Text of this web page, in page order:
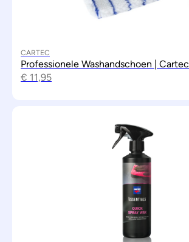
CARTEC
Professionele Washandschoen | Cartec
€ 11,95